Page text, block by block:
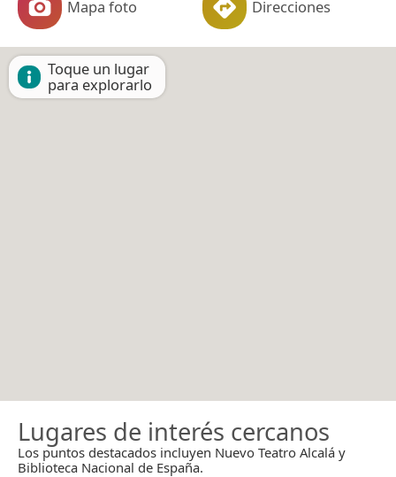
Mapa foto Direcciones
Toque un lugar
para explorarlo
Lugares de interés cercanos
Los puntos destacados incluyen Nuevo Teatro Alcalá y
Biblioteca Nacional de España.